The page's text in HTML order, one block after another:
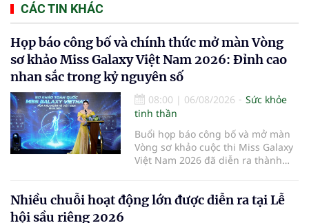
CÁC TIN KHÁC
Họp báo công bố và chính thức mở màn Vòng
sơ khảo Miss Galaxy Việt Nam 2026: Đỉnh cao
nhan sắc trong kỷ nguyên số
08:00 | 06/08/2026
Sức khỏe
tinh thần
Buổi họp báo công bố và mở màn
Vòng sơ khảo cuộc thi Miss Galaxy
Việt Nam 2026 đã diễn ra thành
sắc quy mô, khác biệt và tiên
Nhiều chuỗi hoạt động lớn được diễn ra tại Lễ
hội sầu riêng 2026